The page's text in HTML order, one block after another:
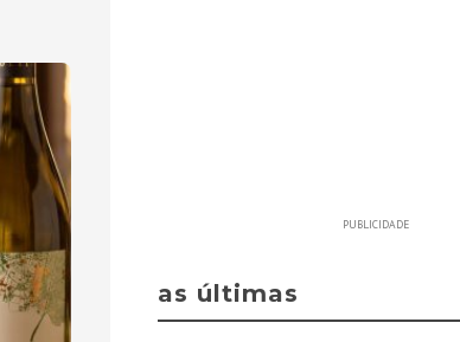
PUBLICIDADE
as últimas